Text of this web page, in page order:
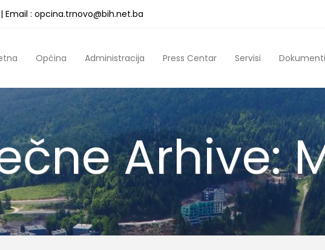
: opcina.trnovo@bih.net.ba
Općina Administracija Press Centar Servisi
Arhive: